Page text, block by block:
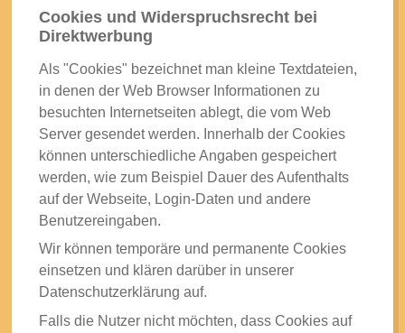
Cookies und Widerspruchsrecht bei
Direktwerbung
Als "Cookies" bezeichnet man kleine Textdateien,
in denen der Web Browser Informationen zu
besuchten Internetseiten ablegt, die vom Web
Server gesendet werden. Innerhalb der Cookies
können unterschiedliche Angaben gespeichert
werden, wie zum Beispiel Dauer des Aufenthalts
auf der Webseite, Login-Daten und andere
Benutzereingaben.
Wir können temporäre und permanente Cookies
einsetzen und klären darüber in unserer
Datenschutzerklärung auf.
Falls die Nutzer nicht möchten, dass Cookies auf